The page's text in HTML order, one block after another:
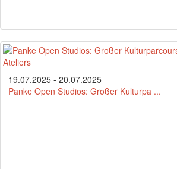
19.07.2025 - 20.07.2025
Panke Open Studios: Großer Kulturpa ...